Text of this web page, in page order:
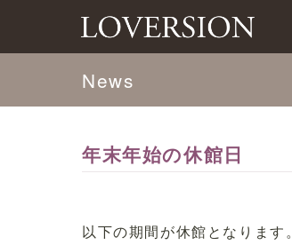
News
年末年始の休館日
以下の期間が休館となります。